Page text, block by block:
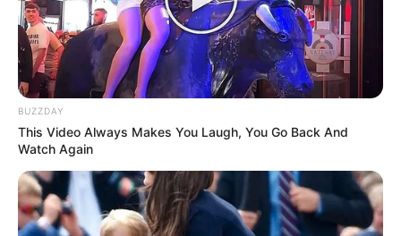
Anti Mainstream, 10 Cara
Membawa Barang Belanjaan
Versi Warga Thailand
BUZZDAY
This Video Always Makes You Laugh, You Go Back And
Watch Again